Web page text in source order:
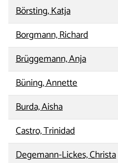
Börsting, Katja
Borgmann, Richard
Brüggemann, Anja
Büning, Annette
Burda, Aisha
Castro, Trinidad
Degemann-Lickes, Christa